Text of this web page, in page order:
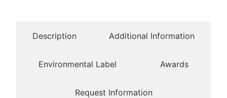
Description Additional Information
Environmental Label Awards
Request Information